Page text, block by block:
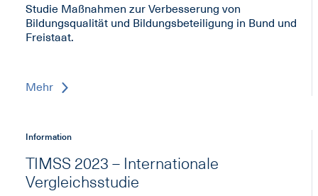
Studie Maßnahmen zur Verbesserung von
Bildungsqualität und Bildungsbeteiligung in Bund und
Freistaat.
Mehr
Information
TIMSS 2023 – Internationale
Vergleichsstudie